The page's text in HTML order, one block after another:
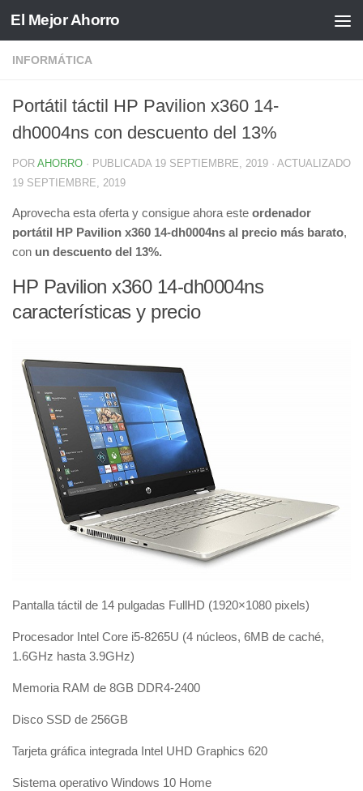
Saltar al contenido
El Mejor Ahorro
INFORMÁTICA
Portátil táctil HP Pavilion x360 14-
dh0004ns con descuento del 13%
POR AHORRO · PUBLICADA 19 SEPTIEMBRE, 2019 · ACTUALIZADO
19 SEPTIEMBRE, 2019
Aprovecha esta oferta y consigue ahora este ordenador
portátil HP Pavilion x360 14-dh0004ns al precio más barato,
con un descuento del 13%.
HP Pavilion x360 14-dh0004ns
características y precio
Pantalla táctil de 14 pulgadas FullHD (1920×1080 pixels)
Procesador Intel Core i5-8265U (4 núcleos, 6MB de caché,
1.6GHz hasta 3.9GHz)
Memoria RAM de 8GB DDR4-2400
Disco SSD de 256GB
Tarjeta gráfica integrada Intel UHD Graphics 620
Sistema operativo Windows 10 Home